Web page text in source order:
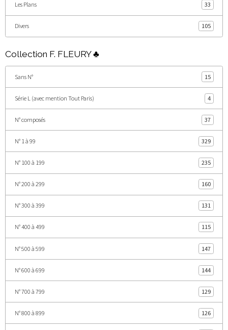
Les Plans 33
Divers 105
Collection F. FLEURY ♣
Sans N° 15
Série L (avec mention Tout Paris) 4
N° composés 37
N° 1 à 99 329
N° 100 à 199 235
N° 200 à 299 160
N° 300 à 399 131
N° 400 à 499 115
N° 500 à 599 147
N° 600 à 699 144
N° 700 à 799 129
N° 800 à 899 126